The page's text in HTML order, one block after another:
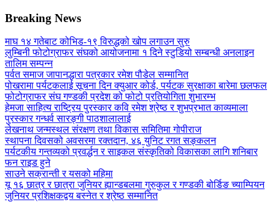
Breaking News
माघ १४ गतेबाट कोभिड-१९ विरुद्धको खोप लगाउन सुरु
लुम्बिनी फोटोग्राफर संघको आयोजनामा १ दिने स्टुडियो सम्बन्धी अनलाइन
तालिम सम्पन्न
पर्वत समाज जापानद्धारा पत्रकार रमेश पौडेल सम्मानित
पोखरामा पर्यटकलाई सूचना दिन क्युआर कोर्ड, पर्यटक सुरक्षाका बारेमा छलफल
फोटोग्राफर संघ गण्डकी प्रदेश को फोटो प्रतियोगिता शुभारम्भ
हेमजा साहित्य राष्ट्रिय पुरस्कार कवि रमेश श्रेष्ठ र शुभप्रभात काव्यमाला
पुरस्कार गन्धर्व सारङ्गी पाठशालालाई
लेखनाथ जन्मस्थल संरक्षण तथा विकास समितिमा गोपीराज
स्थापना दिवसको अवसरमा रक्तदान, ४६ युनिट रगत सङ्कलन
पर्यटकीय गन्तव्यको प्रवर्द्धन र साइकल संस्कृतिको विकासका लागि शनिबार
फन राइड हुने
साउने सक्रान्ती र यसको महिमा
यू १६ छात्र र छात्रा जुनियर ह्यान्डबलमा गुरुकुल र गण्डकी बोर्डिङ च्याम्पियन
जुनियर प्रशिक्षकद्वय बस्नेत र श्रेष्ठ सम्मानित